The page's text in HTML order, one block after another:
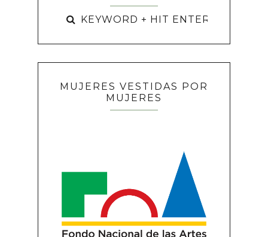
MUJERES VESTIDAS POR
MUJERES